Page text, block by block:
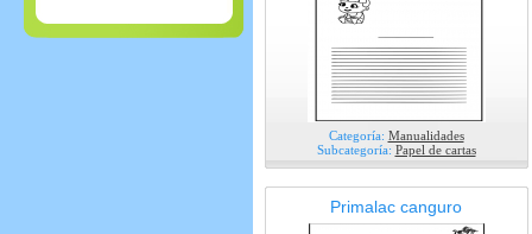
Categoría: Manualidades
Subcategoría: Papel de cartas
Primalac canguro